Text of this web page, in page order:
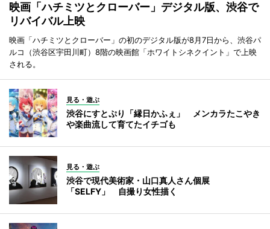
映画「ハチミツとクローバー」デジタル版、渋谷で
リバイバル上映
映画「ハチミツとクローバー」の初のデジタル版が8月7日から、渋谷パ
ルコ（渋谷区宇田川町）8階の映画館「ホワイトシネクイント」で上映
される。
見る・遊ぶ
渋谷にすとぷり「縁日かふぇ」 メンカラたこやき
や楽曲流して育てたイチゴも
見る・遊ぶ
渋谷で現代美術家・山口真人さん個展
「SELFY」 自撮り女性描く